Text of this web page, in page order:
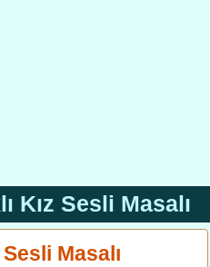
Kız Sesli Masalı
Sesli Masalı